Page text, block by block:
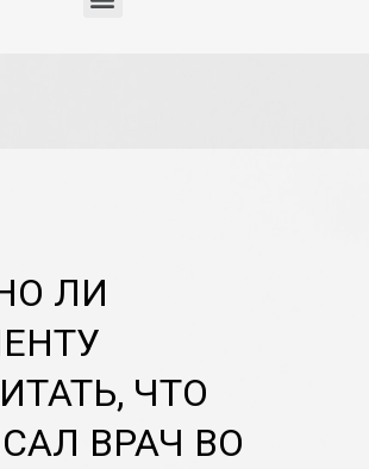
ЛИ
ЧТО
ВРАЧ ВО